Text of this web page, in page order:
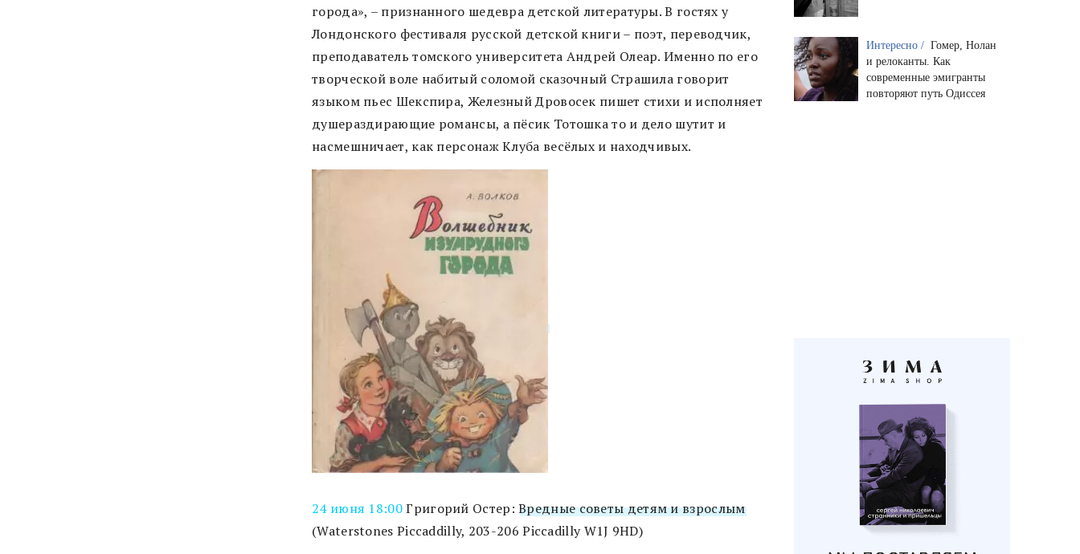
города», – признанного шедевра детской литературы. В гостях у
Лондонского фестиваля русской детской книги – поэт, переводчик,
преподаватель томского университета Андрей Олеар. Именно по его
творческой воле набитый соломой сказочный Страшила говорит
языком пьес Шекспира, Железный Дровосек пишет стихи и исполняет
душераздирающие романсы, а пёсик Тотошка то и дело шутит и
насмешничает, как персонаж Клуба весёлых и находчивых.
24 июня 18:00Григорий Остер:Вредные советы детям и взрослым
(Waterstones Piccaddilly, 203-206 Piccadilly W1J 9HD)
Интересно / Гомер, Нолан
и релоканты. Как
современные эмигранты
повторяют путь Одиссея